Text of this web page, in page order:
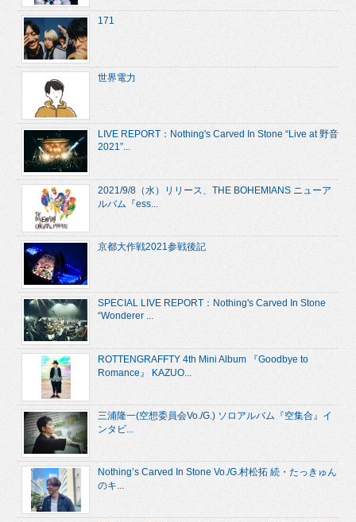
171
世界電力
LIVE REPORT：Nothing's Carved In Stone “Live at 野音
2021”...
2021/9/8（水）リリース、THE BOHEMIANS ニューア
ルバム『ess...
京都大作戦2021参戦後記
SPECIAL LIVE REPORT：Nothing's Carved In Stone
“Wonderer ...
ROTTENGRAFFTY 4th Mini Album 『Goodbye to
Romance』 KAZUO...
三浦隆一(空想委員会Vo./G.) ソロアルバム『空集合』イ
ンタビ...
Nothing’s Carved In Stone Vo./G.村松拓 続・たっきゅん
のキ...